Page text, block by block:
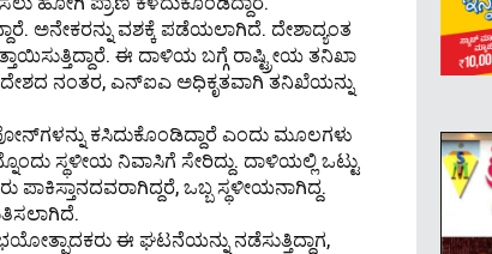
ಅನೇಕರನ್ನು ವಶಕ್ಕೆ ಪಡೆಯಲಾಗಿದೆ. ದೇಶಾದ್ಯಂತ
ಈ ದಾಳಿಯ ಬಗ್ಗೆ ರಾಷ್ಟ್ರೀಯ ತನಿಖಾ
ನಂತರ, ಎನ್​ಐಎ ಅಧಿಕೃತವಾಗಿ ತನಿಖೆಯನ್ನು
ಕಸಿದುಕೊಂಡಿದ್ದಾರೆ ಎಂದು ಮೂಲಗಳು
ಸ್ಥಳೀಯ ನಿವಾಸಿಗೆ ಸೇರಿದ್ದು. ದಾಳಿಯಲ್ಲಿ ಒಟ್ಟು
ಒಬ್ಬ ಸ್ಥಳೀಯನಾಗಿದ್ದ.
ಈ ಘಟನೆಯನ್ನು ನಡೆಸುತ್ತಿದ್ದಾಗ,